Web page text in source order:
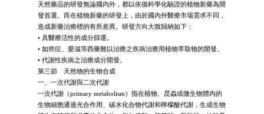
天然藥品的研發無論國內外，都以依循科學化驗證的植物新藥為開
發首選。而在植物新藥的研發上，由於國內外醫療市場需求不同，
造成新藥治療標的有所差異。研發方向大致歸納如下：
• 具醫療活性的成分篩選。
• 如癌症、愛滋等西藥難以治療之疾病治療用植物萃取物的開發。
• 代謝性疾病之治療成分開發。
第三節 天然物的生物合成
一、一次代謝與二次代謝
一次代謝（primary metabolism）指在植物、昆蟲或微生物體內的
生物細胞通過光合作用、碳水化合物代謝和檸檬酸代謝，生成生物